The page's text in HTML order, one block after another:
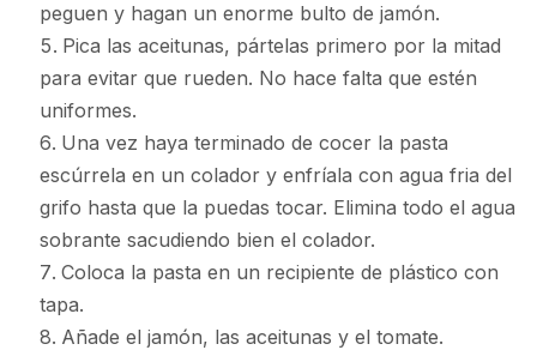
peguen y hagan un enorme bulto de jamón.
Pica las aceitunas, pártelas primero por la mitad
para evitar que rueden. No hace falta que estén
uniformes.
Una vez haya terminado de cocer la pasta
escúrrela en un colador y enfríala con agua fria del
grifo hasta que la puedas tocar. Elimina todo el agua
sobrante sacudiendo bien el colador.
Coloca la pasta en un recipiente de plástico con
tapa.
Añade el jamón, las aceitunas y el tomate.